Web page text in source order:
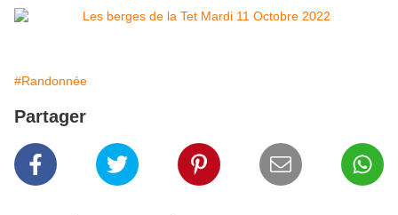
#Randonnée
Partager